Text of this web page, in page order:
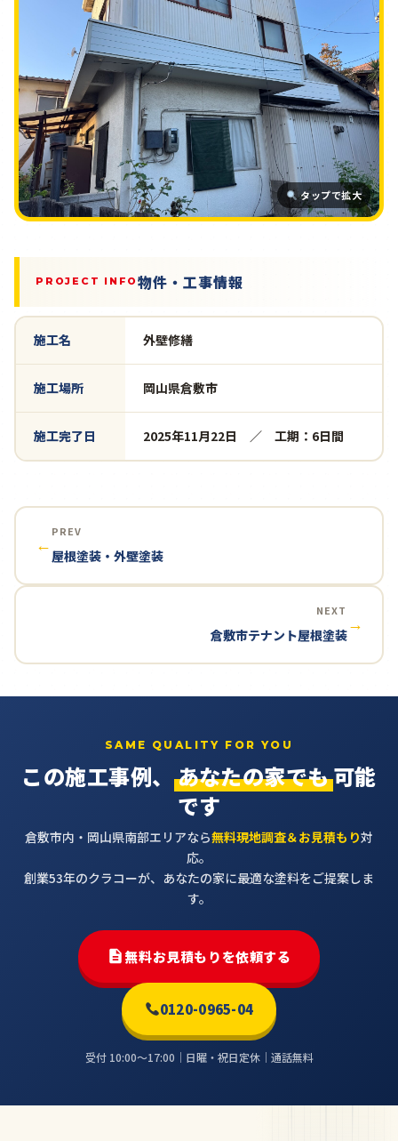
タップで拡大
PROJECT INFO物件・工事情報
施工名 外壁修繕
施工場所 岡山県倉敷市
施工完了日 2025年11月22日 ／ 工期：6日間
←
PREV
屋根塗装・外壁塗装
NEXT
倉敷市テナント屋根塗装
→
SAME QUALITY FOR YOU
この施工事例、 あなたの家でも可能
です
倉敷市内・岡山県南部エリアなら無料現地調査＆お見積もり対
応。
創業53年のクラコーが、あなたの家に最適な塗料をご提案しま
す。
無料お見積もりを依頼する
0120-0965-04
受付 10:00〜17:00｜日曜・祝日定休｜通話無料